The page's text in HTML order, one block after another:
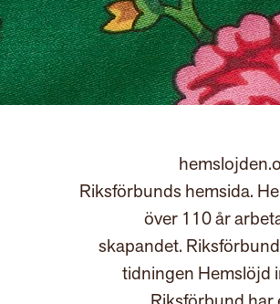
Riksförbunds hemsida.
över 110 år
skapandet.
tidningen Hemslöjd